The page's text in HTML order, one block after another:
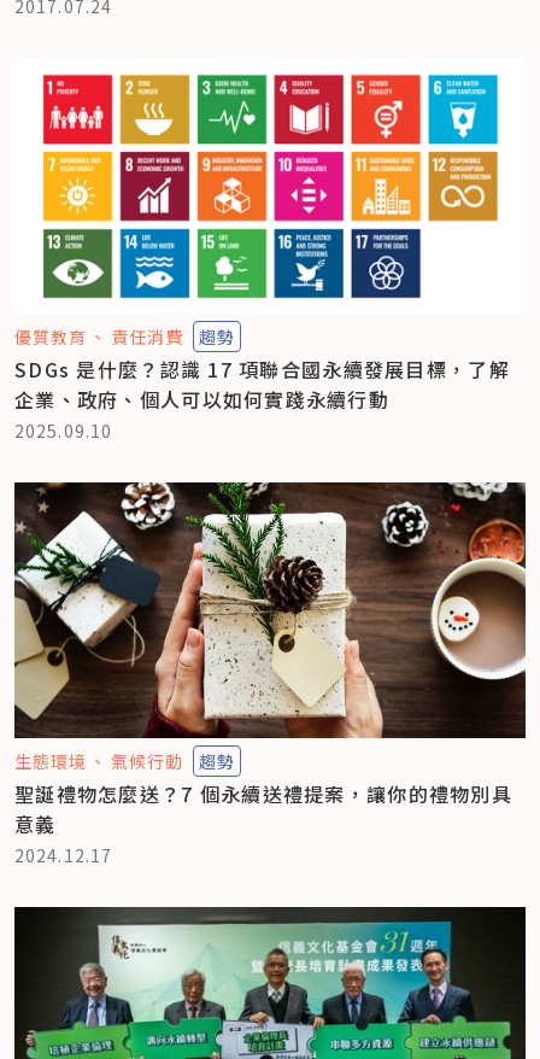
2017.07.24
優質教育 責任消費 趨勢
SDGs 是什麼？認識 17 項聯合國永續發展目標，了解
企業、政府、個人可以如何實踐永續行動
2025.09.10
生態環境 氣候行動 趨勢
聖誕禮物怎麼送？7 個永續送禮提案，讓你的禮物別具
意義
2024.12.17